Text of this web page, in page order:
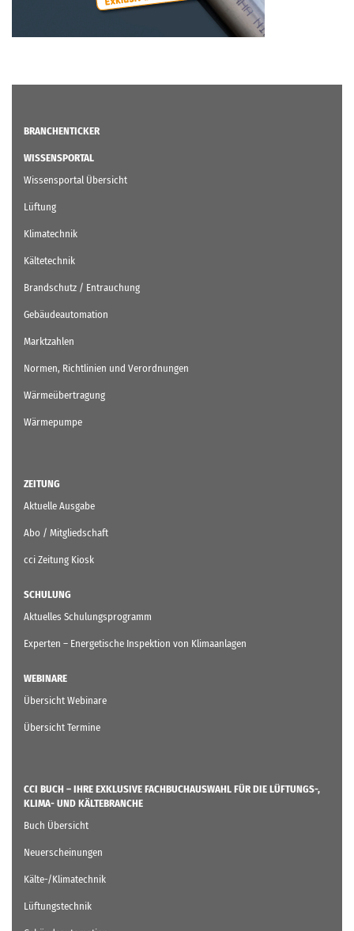
BRANCHENTICKER
WISSENSPORTAL
Wissensportal Übersicht
Lüftung
Klimatechnik
Kältetechnik
Brandschutz / Entrauchung
Gebäudeautomation
Marktzahlen
Normen, Richtlinien und Verordnungen
Wärmeübertragung
Wärmepumpe
ZEITUNG
Aktuelle Ausgabe
Abo / Mitgliedschaft
cci Zeitung Kiosk
SCHULUNG
Aktuelles Schulungsprogramm
Experten – Energetische Inspektion von Klimaanlagen
WEBINARE
Übersicht Webinare
Übersicht Termine
CCI BUCH – IHRE EXKLUSIVE FACHBUCHAUSWAHL FÜR DIE LÜFTUNGS-,
KLIMA- UND KÄLTEBRANCHE
Buch Übersicht
Neuerscheinungen
Kälte-/Klimatechnik
Lüftungstechnik